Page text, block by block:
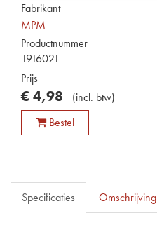
Fabrikant
MPM
Productnummer
1916021
Prijs
€ 4,98 (incl. btw)
Bestel
Specificaties Omschrijving